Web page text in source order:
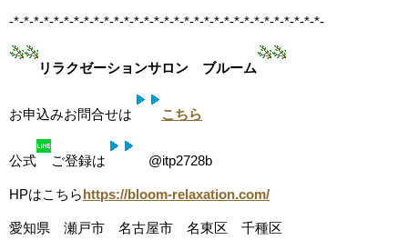
-*-*-*-*-*-*-*-*-*-*-*-*-*-*-*-*-*-*-*-*-*-*-*-*-*-*-*-*-*-*-*-
リラクゼーションサロン ブルーム
お申込みお問合せは こちら
公式 ご登録は @itp2728b
HPはこちらhttps://bloom-relaxation.com/
愛知県 瀬戸市 名古屋市 名東区 千種区